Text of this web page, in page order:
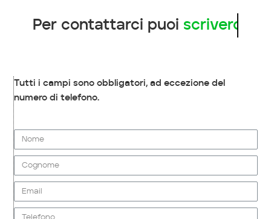
Per contattarci puoi scriverci
Tutti i campi sono obbligatori, ad eccezione del
numero di telefono.